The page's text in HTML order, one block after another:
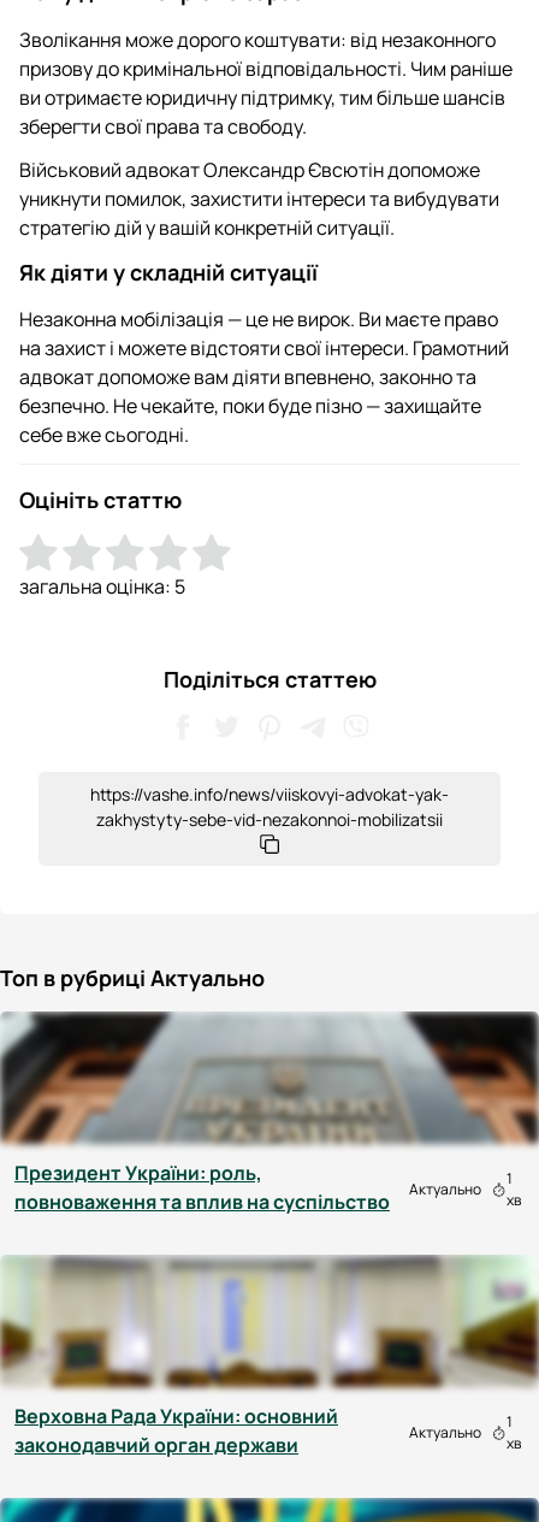
Зволікання може дорого коштувати: від незаконного
призову до кримінальної відповідальності. Чим раніше
ви отримаєте юридичну підтримку, тим більше шансів
зберегти свої права та свободу.
Військовий адвокат Олександр Євсютін допоможе
уникнути помилок, захистити інтереси та вибудувати
стратегію дій у вашій конкретній ситуації.
Як діяти у складній ситуації
Незаконна мобілізація — це не вирок. Ви маєте право
на захист і можете відстояти свої інтереси. Грамотний
адвокат допоможе вам діяти впевнено, законно та
безпечно. Не чекайте, поки буде пізно — захищайте
себе вже сьогодні.
Оцініть статтю
загальна оцінка: 5
Поділіться статтею
https://vashe.info/news/viiskovyi-advokat-yak-
zakhystyty-sebe-vid-nezakonnoi-mobilizatsii
Топ в рубриці Актуально
Президент України: роль,
повноваження та вплив на суспільство
Актуально
1
хв
Верховна Рада України: основний
законодавчий орган держави
Актуально
1
хв